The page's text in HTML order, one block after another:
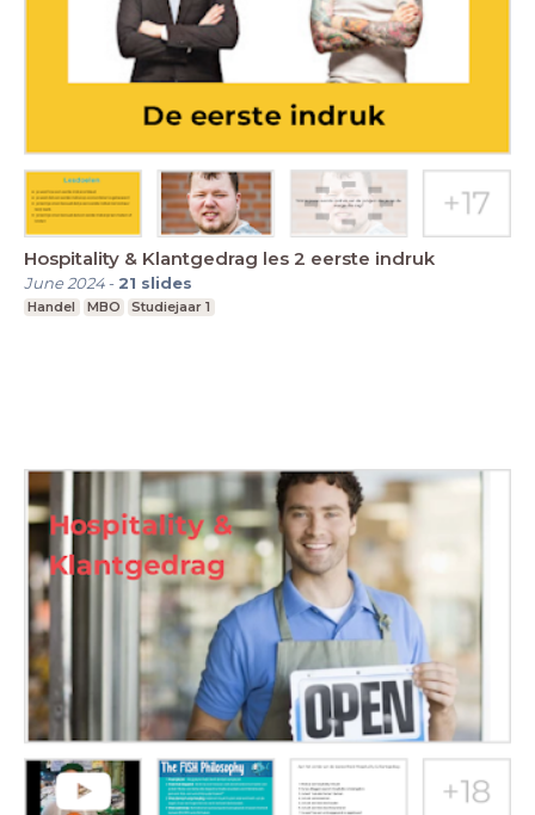
Hospitality & Klantgedrag les 2 eerste indruk
June 2024- 21 slides
Handel MBO Studiejaar 1